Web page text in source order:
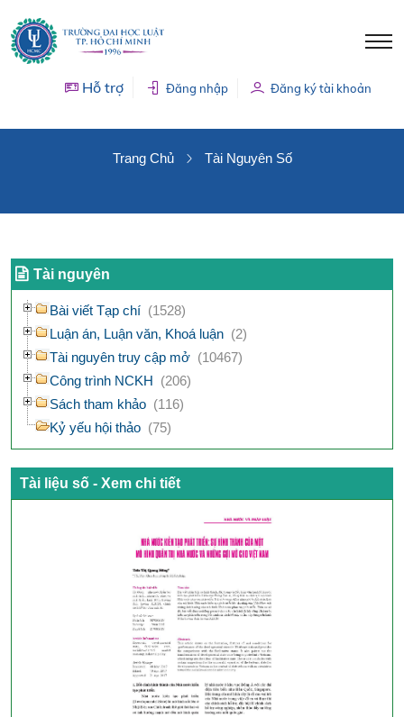
Hỗ trợ Đăng nhập Đăng ký tài khoản
Trang Chủ Tài Nguyên Số
Tài nguyên
Bài viết Tạp chí (1528)
Luận án, Luận văn, Khoá luận (2)
Tài nguyên truy cập mở (10467)
Công trình NCKH (206)
Sách tham khảo (116)
Kỷ yếu hội thảo (75)
Tài liệu số - Xem chi tiết